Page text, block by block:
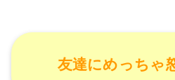
友達にめっちゃ